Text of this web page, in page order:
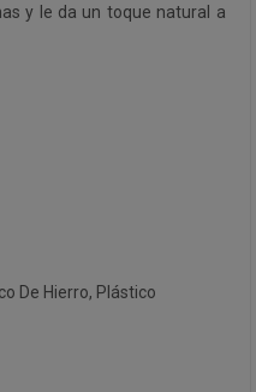
y le da un toque natural a
De Hierro, Plástico